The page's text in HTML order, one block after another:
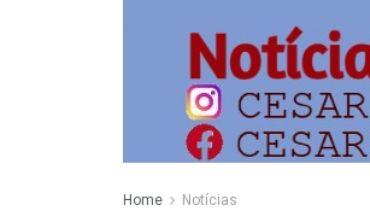
Home Notícias